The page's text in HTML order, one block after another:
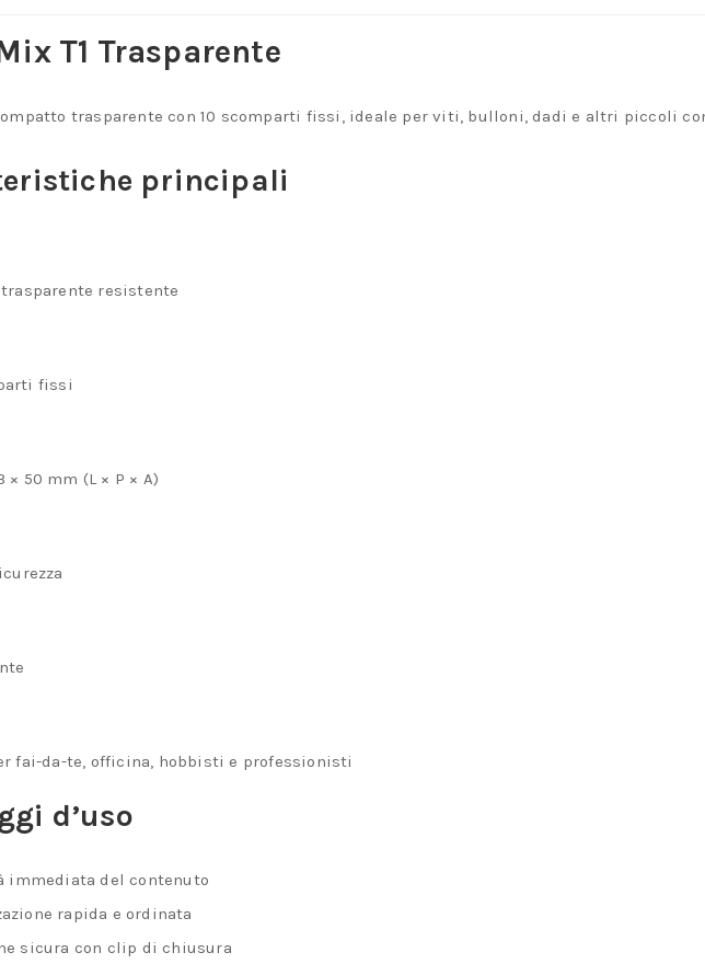
T1 Trasparente
trasparente con 10 scomparti fissi, ideale per viti, bulloni, dadi e altri piccoli
principali
resistente
fissi
× 50 mm (L × P × A)
fai-da-te, officina, hobbisti e professionisti
d’uso
immediata del contenuto
rapida e ordinata
sicura con clip di chiusura